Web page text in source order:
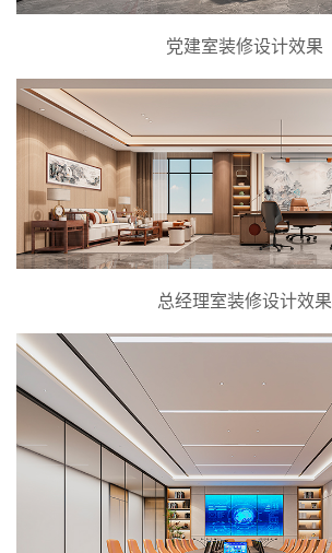
党建室装修设计效果
总经理室装修设计效果